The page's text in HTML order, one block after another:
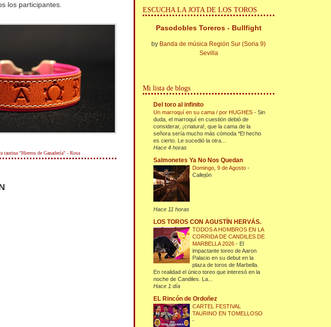
los participantes.
taurina "Hierros de Ganadería" - Rosa
ESCUCHA LA JOTA DE LOS TOROS
Pasodobles Toreros - Bullfight
by Banda de música Región Sur (Soria 9)
Sevilla
Mi lista de blogs
Del toro al infinito
Un marroquí en su cama / por HUGHES-Sin
duda, el marroquí en cuestión debió de
considerar, ¡criatura!, que la cama de la
señora sería mucho más cómoda *El hecho
es cierto. Le sucedió la otra...
Hace 4 horas
Salmonetes Ya No Nos Quedan
Domingo, 9 de Agosto-
Callejón
Hace 11 horas
LOS TOROS CON AGUSTÍN HERVÁS.
TODOS A HOMBROS EN LA
CORRIDA DE CANDILES DE
MARBELLA 2026- El
impactante toreo de Aaron
Palacio en su debut en la
plaza de toros de Marbella.
En realidad el único toreo que interesó en la
noche de Candiles. La...
Hace 1 día
EL Rincón de Ordoñez
CARTEL FESTIVAL
TAURINO EN TOMELLOSO
-